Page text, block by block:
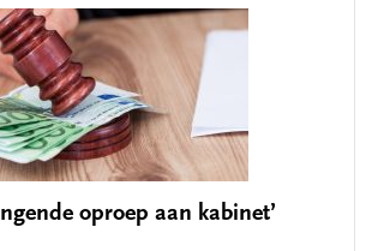
oproep aan kabinet’